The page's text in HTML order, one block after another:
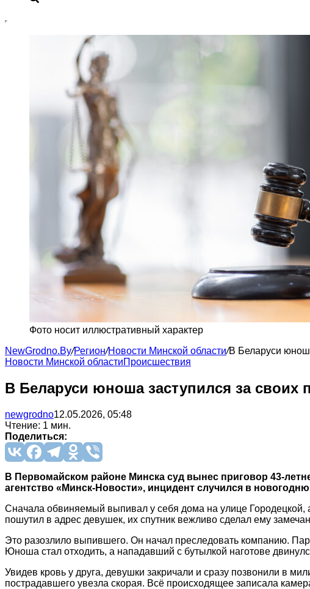
Фото носит иллюстративный характер
NewGrodno.By/Регион/Новости Минской области/В Беларуси
Новости Минской областиПроисшествия
В Беларуси юноша заступился за своих
newgrodno12.05.2026, 05:48
Чтение: 1 мин.
Поделиться:
В Первомайском районе Минска суд вынес приговор 43-
агентство «Минск-Новости», инцидент случился в
Сначала обвиняемый выпивал у себя дома на улице
пошутил в адрес девушек, их спутник вежливо сделал ему
Это разозлило выпившего. Он начал преследовать компанию.
Юноша стал отходить, а нападавший с бутылкой наготове
Увидев кровь у друга, девушки закричали и сразу позвонили в
пострадавшего увезла скорая. Всё происходящее записала